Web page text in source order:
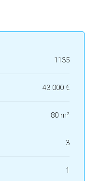
1135
43.000 €
80 m²
3
1